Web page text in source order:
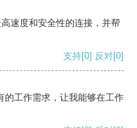
速度和安全性的连接，并帮
支持[0] 反对[0]
的工作需求，让我能够在工作